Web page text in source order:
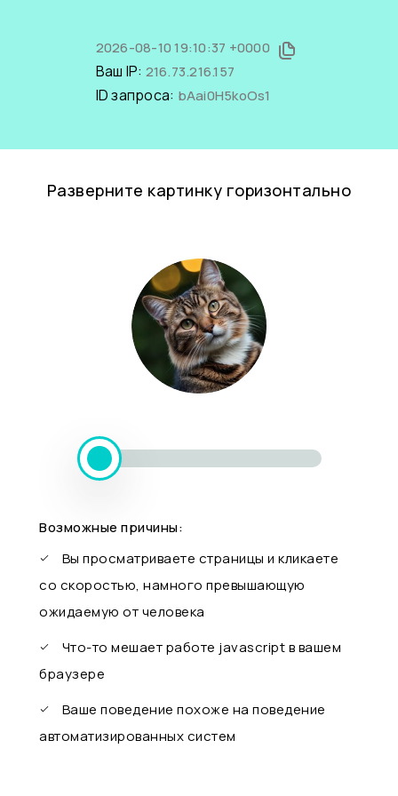
2026-08-10 19:10:37 +0000
Ваш IP: 216.73.216.157
ID запроса: bAai0H5koOs1
Разверните картинку горизонтально
Возможные причины:
Вы просматриваете страницы и кликаете
со скоростью, намного превышающую
ожидаемую от человека
Что-то мешает работе javascript в вашем
браузере
Ваше поведение похоже на поведение
автоматизированных систем